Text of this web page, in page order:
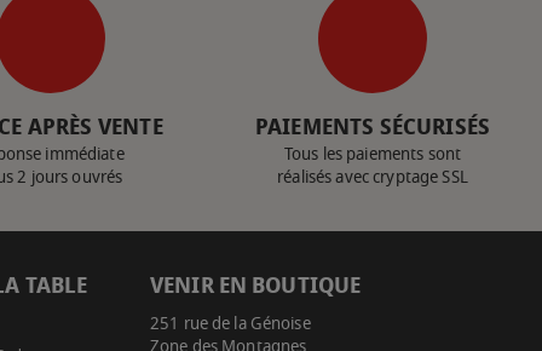
APRÈS VENTE
immédiate
2 jours ouvrés
PAIEMENTS SÉCURISÉS
Tous les paiements sont
réalisés avec cryptage SSL
TABLE VENIR EN BOUTIQUE
251 rue de la Génoise